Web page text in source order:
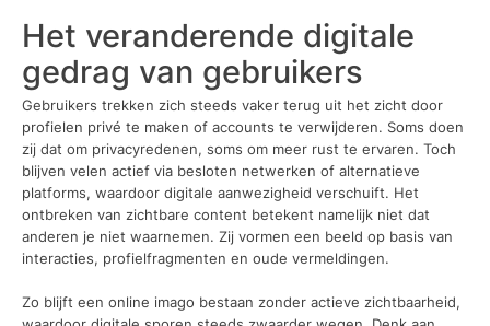
Het veranderende digitale
gedrag van gebruikers
Gebruikers trekken zich steeds vaker terug uit het zicht door
profielen privé te maken of accounts te verwijderen. Soms doen
zij dat om privacyredenen, soms om meer rust te ervaren. Toch
blijven velen actief via besloten netwerken of alternatieve
platforms, waardoor digitale aanwezigheid verschuift. Het
ontbreken van zichtbare content betekent namelijk niet dat
anderen je niet waarnemen. Zij vormen een beeld op basis van
interacties, profielfragmenten en oude vermeldingen.
Zo blijft een online imago bestaan zonder actieve zichtbaarheid,